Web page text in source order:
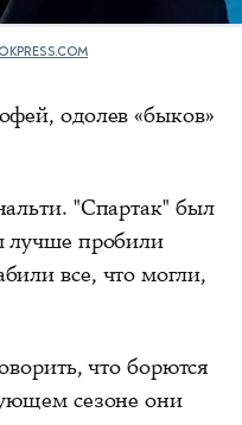
одолев «быков»
"Спартак" был
лучше пробили
все, что могли,
что борются
сезоне они